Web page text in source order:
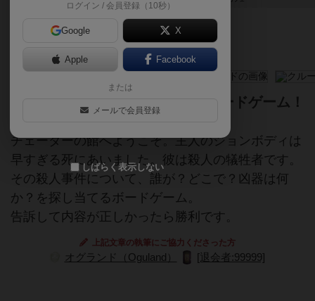
友達や家族と"推理を楽しめる"ボードゲーム！
チェーダーの館へようこそ。主人のジョンボディは
早すぎる死にあいました。彼は殺人の犠牲者です。
その殺人事件について、誰が？どこで？凶器は何
か？を探し当てるボードゲーム。
告訴して内容が正しかったら勝利です。
上記文章の執筆にご協力くださった方
オグランド（Oguland） [退会者:99999]
ログイン / 会員登録（10秒）
Google X
Apple Facebook
または
メールで会員登録
しばらく表示しない